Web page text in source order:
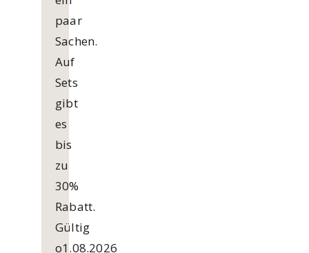
paar
Sachen.
Auf
Sets
gibt
es
bis
zu
30%
Rabatt.
Gültig
o1.08.2026